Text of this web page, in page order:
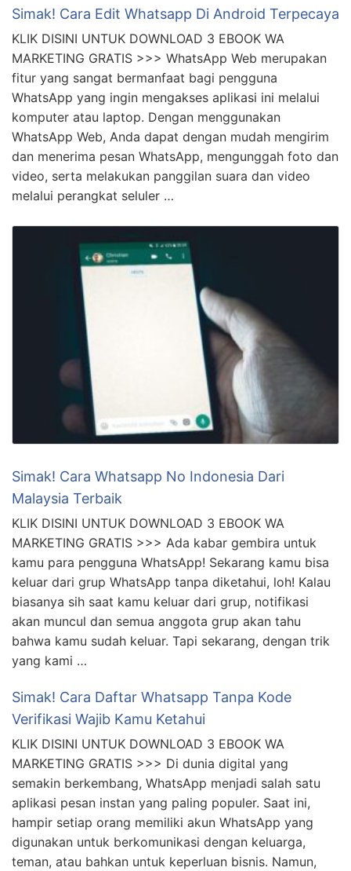
Simak! Cara Edit Whatsapp Di Android Terpecaya
KLIK DISINI UNTUK DOWNLOAD 3 EBOOK WA
MARKETING GRATIS >>> WhatsApp Web merupakan
fitur yang sangat bermanfaat bagi pengguna
WhatsApp yang ingin mengakses aplikasi ini melalui
komputer atau laptop. Dengan menggunakan
WhatsApp Web, Anda dapat dengan mudah mengirim
dan menerima pesan WhatsApp, mengunggah foto dan
video, serta melakukan panggilan suara dan video
melalui perangkat seluler …
Simak! Cara Whatsapp No Indonesia Dari
Malaysia Terbaik
KLIK DISINI UNTUK DOWNLOAD 3 EBOOK WA
MARKETING GRATIS >>> Ada kabar gembira untuk
kamu para pengguna WhatsApp! Sekarang kamu bisa
keluar dari grup WhatsApp tanpa diketahui, loh! Kalau
biasanya sih saat kamu keluar dari grup, notifikasi
akan muncul dan semua anggota grup akan tahu
bahwa kamu sudah keluar. Tapi sekarang, dengan trik
yang kami …
Simak! Cara Daftar Whatsapp Tanpa Kode
Verifikasi Wajib Kamu Ketahui
KLIK DISINI UNTUK DOWNLOAD 3 EBOOK WA
MARKETING GRATIS >>> Di dunia digital yang
semakin berkembang, WhatsApp menjadi salah satu
aplikasi pesan instan yang paling populer. Saat ini,
hampir setiap orang memiliki akun WhatsApp yang
digunakan untuk berkomunikasi dengan keluarga,
teman, atau bahkan untuk keperluan bisnis. Namun,